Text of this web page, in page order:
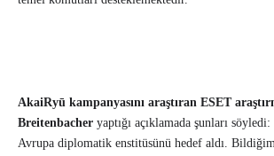
AkaiRyū kampanyasını araştıran ESET
Breitenbacher yaptığı açıklamada şunları
Avrupa diplomatik enstitüsünü hedef aldı.